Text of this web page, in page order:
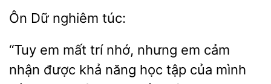
nghiêm
“Tuy em mất trí nhớ, nhưng em
nhận được khả năng học tập của mình